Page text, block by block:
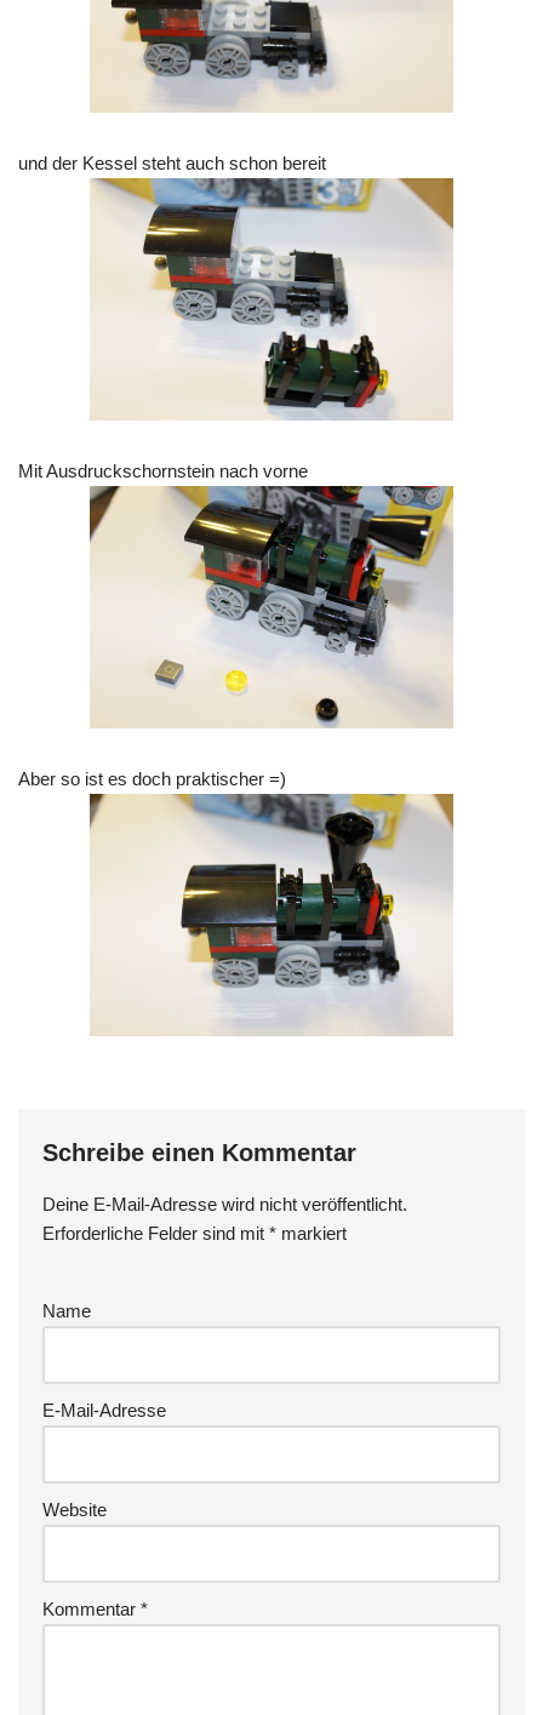
und der Kessel steht auch schon bereit
Mit Ausdruckschornstein nach vorne
Aber so ist es doch praktischer =)
Schreibe einen Kommentar
Deine E-Mail-Adresse wird nicht veröffentlicht.
Erforderliche Felder sind mit * markiert
Name
E-Mail-Adresse
Website
Kommentar *